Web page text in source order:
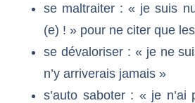
se maltraiter : « je suis
(e) ! » pour ne citer que
se dévaloriser : « je ne
n’y arriverais jamais »
s’auto saboter : « je n’ai